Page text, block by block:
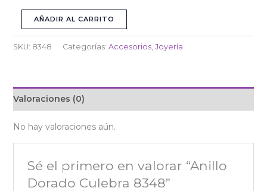
AÑADIR AL CARRITO
SKU: 8348 Categorías: Accesorios, Joyería
Valoraciones (0)
No hay valoraciones aún.
Sé el primero en valorar “Anillo
Dorado Culebra 8348”